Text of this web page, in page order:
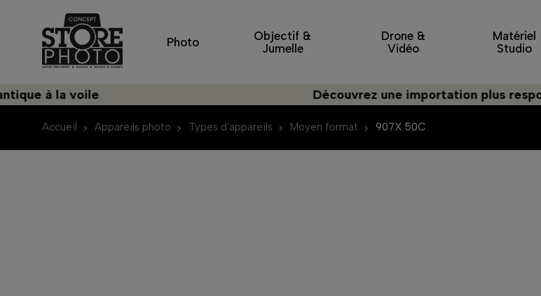
Photo
Objectif &
Jumelle
Drone &
Vidéo
Matériel
Studio
la voile Découvrez une importation plus responsable
Accueil Appareils photo Types d'appareils Moyen format 907X 50C